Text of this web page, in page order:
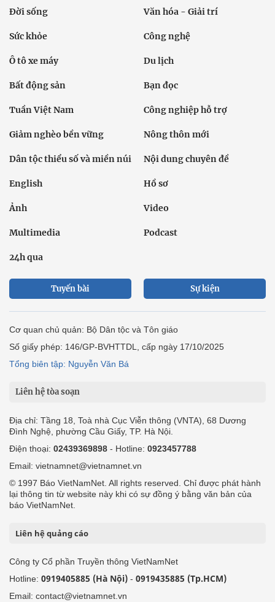
Đời sống Văn hóa - Giải trí
Sức khỏe Công nghệ
Ô tô xe máy Du lịch
Bất động sản Bạn đọc
Tuần Việt Nam Công nghiệp hỗ trợ
Giảm nghèo bền vững Nông thôn mới
Dân tộc thiểu số và miền núi Nội dung chuyên đề
English Hồ sơ
Ảnh Video
Multimedia Podcast
24h qua
Tuyến bài Sự kiện
Cơ quan chủ quản: Bộ Dân tộc và Tôn giáo
Số giấy phép: 146/GP-BVHTTDL, cấp ngày 17/10/2025
Tổng biên tập: Nguyễn Văn Bá
Liên hệ tòa soạn
Địa chỉ: Tầng 18, Toà nhà Cục Viễn thông (VNTA), 68 Dương
Đình Nghệ, phường Cầu Giấy, TP. Hà Nội.
Điện thoại: 02439369898 - Hotline: 0923457788
Email: vietnamnet@vietnamnet.vn
© 1997 Báo VietNamNet. All rights reserved. Chỉ được phát hành
lại thông tin từ website này khi có sự đồng ý bằng văn bản của
báo VietNamNet.
Liên hệ quảng cáo
Công ty Cổ phần Truyền thông VietNamNet
Hotline: 0919405885 (Hà Nội) - 0919435885 (Tp.HCM)
Email: contact@vietnamnet.vn